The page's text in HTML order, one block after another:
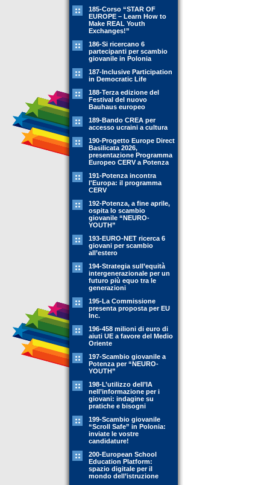
185-Corso “STAR OF
EUROPE – Learn How to
Make REAL Youth
Exchanges!”
186-Si ricercano 6
partecipanti per scambio
giovanile in Polonia
187-Inclusive Participation
in Democratic Life
188-Terza edizione del
Festival del nuovo
Bauhaus europeo
189-Bando CREA per
accesso ucraini a cultura
190-Progetto Europe Direct
Basilicata 2026,
presentazione Programma
Europeo CERV a Potenza
191-Potenza incontra
l'Europa: il programma
CERV
192-Potenza, a fine aprile,
ospita lo scambio
giovanile “NEURO-
YOUTH”
193-EURO-NET ricerca 6
giovani per scambio
all’estero
194-Strategia sull’equità
intergenerazionale per un
futuro più equo tra le
generazioni
195-La Commissione
presenta proposta per EU
Inc.
196-458 milioni di euro di
aiuti UE a favore del Medio
Oriente
197-Scambio giovanile a
Potenza per “NEURO-
YOUTH”
198-L’utilizzo dell’IA
nell’informazione per i
giovani: indagine su
pratiche e bisogni
199-Scambio giovanile
“Scroll Safe” in Polonia:
inviate le vostre
candidature!
200-European School
Education Platform:
spazio digitale per il
mondo dell’istruzione